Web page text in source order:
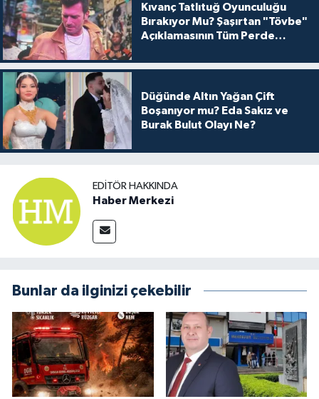
Kıvanç Tatlıtuğ Oyunculuğu
Bırakıyor Mu? Şaşırtan "Tövbe"
Açıklamasının Tüm Perde
Düğünde Altın Yağan Çift
Boşanıyor mu? Eda Sakız ve
Burak Bulut Olayı Ne?
EDITÖR HAKKINDA
Haber Merkezi
Bunlar da ilginizi çekebilir